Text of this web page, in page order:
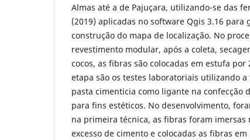
Almas até a de Pajuçara, utilizando-se das
(2019) aplicadas no software Qgis 3.16 para
construção do mapa de localização. No
revestimento modular, após a coleta,
cocos, as fibras são colocadas em estufa por
etapa são os testes laboratoriais utilizando a
pasta cimenticia como ligante na confecção
para fins estéticos. No desenvolvimento,
na primeira técnica, as fibras foram imersas
excesso de cimento e colocadas as fibras